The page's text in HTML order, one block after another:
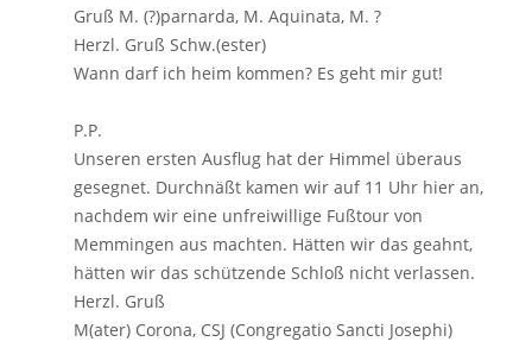
Gruß M. (?)parnarda, M. Aquinata, M. ?
Herzl. Gruß Schw.(ester)
Wann darf ich heim kommen? Es geht mir gut!
P.P.
Unseren ersten Ausflug hat der Himmel überaus
gesegnet. Durchnäßt kamen wir auf 11 Uhr hier an,
nachdem wir eine unfreiwillige Fußtour von
Memmingen aus machten. Hätten wir das geahnt,
hätten wir das schützende Schloß nicht verlassen.
Herzl. Gruß
M(ater) Corona, CSJ (Congregatio Sancti Josephi)